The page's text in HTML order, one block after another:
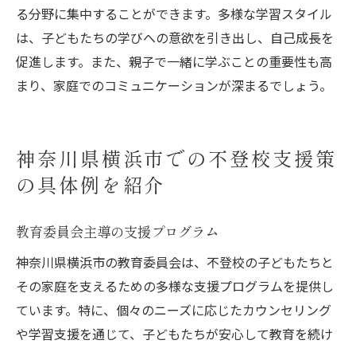
る分野に集中することができます。多様な学習スタイル
は、子どもたちの学びへの意欲を引き出し、自己成長を
促進します。また、親子で一緒に学ぶことの重要性も高
まり、家庭でのコミュニケーションが深まるでしょう。
神奈川県横浜市での不登校支援策
の具体例を紹介
教育委員会主導の支援プログラム
神奈川県横浜市の教育委員会は、不登校の子どもたちと
その家庭を支えるための多様な支援プログラムを提供し
ています。特に、個々のニーズに応じたカウンセリング
や学習支援を通じて、子どもたちが安心して教育を続け